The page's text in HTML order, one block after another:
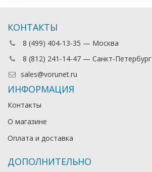
КОНТАКТЫ
8 (499) 404-13-35 — Москва
8 (812) 241-14-47 — Санкт-Петербург
sales@vorunet.ru
ИНФОРМАЦИЯ
Контакты
О магазине
Оплата и доставка
ДОПОЛНИТЕЛЬНО